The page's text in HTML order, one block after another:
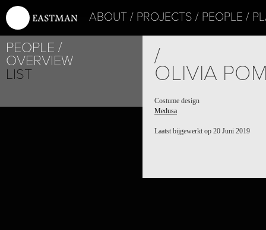
ABOUT PROJECTS PEOPLE
PEOPLE
OVERVIEW
LIST
/
OLIVIA
Costume design
Medusa
Laatst bijgewerkt op 20 Juni 2019